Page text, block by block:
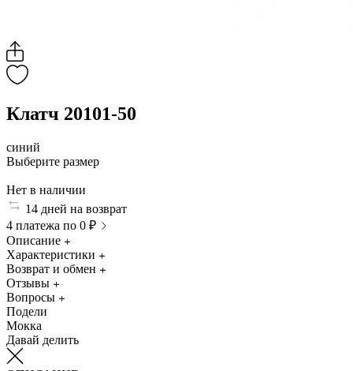
Клатч 20101-50
синий
Выберите размер
Нет в наличии
14 дней на возврат
4 платежа по 0 ₽
Описание
Характеристики
Возврат и обмен
Отзывы
Вопросы
Подели
Мокка
Давай делить